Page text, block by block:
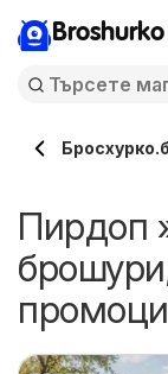
Broshurko
Пирдоп